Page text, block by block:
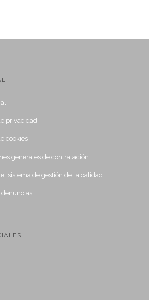
privacidad
cookies
generales de contratación
sistema de gestión de la calidad
denuncias